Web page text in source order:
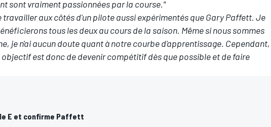
sont vraiment passionnées par la course."
travailler aux côtés d'un pilote aussi expérimentés que Gary Paffett. Je
tous les deux au cours de la saison. Même si nous sommes
je n'ai aucun doute quant à notre courbe d'apprentissage. Cependant,
objectif est donc de devenir compétitif dès que possible et de faire
E et confirme Paffett